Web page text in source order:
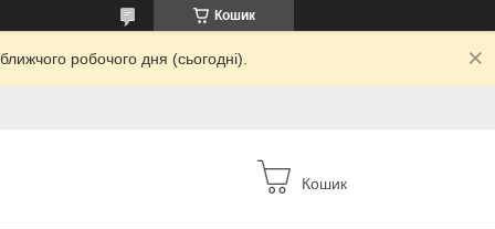
Кошик
робочого дня (сьогодні).
Кошик